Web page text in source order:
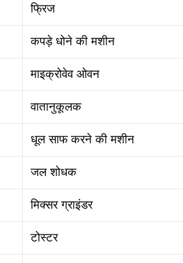
फ्रिज
कपड़े धोने की मशीन
माइक्रोवेव ओवन
वातानुकूलक
धूल साफ करने की मशीन
जल शोधक
मिक्सर ग्राइंडर
टोस्टर